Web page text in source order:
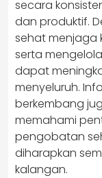
secara
dan produktif.
sehat menjaga
serta
dapat
menyeluruh.
berkembang
memahami
pengobatan
diharapkan
kalangan.